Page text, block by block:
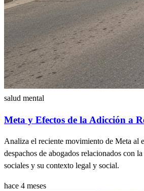
salud mental
Meta y Efectos de la Adicción a
Analiza el reciente movimiento de Meta al
despachos de abogados relacionados con
sociales y su contexto legal y social.
hace 4 meses